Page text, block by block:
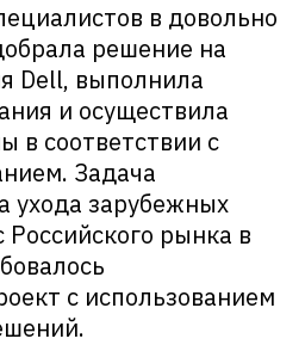
в довольно
решение на
Dell, выполнила
и осуществила
в соответствии с
Задача
ухода зарубежных
рынка в
с использованием